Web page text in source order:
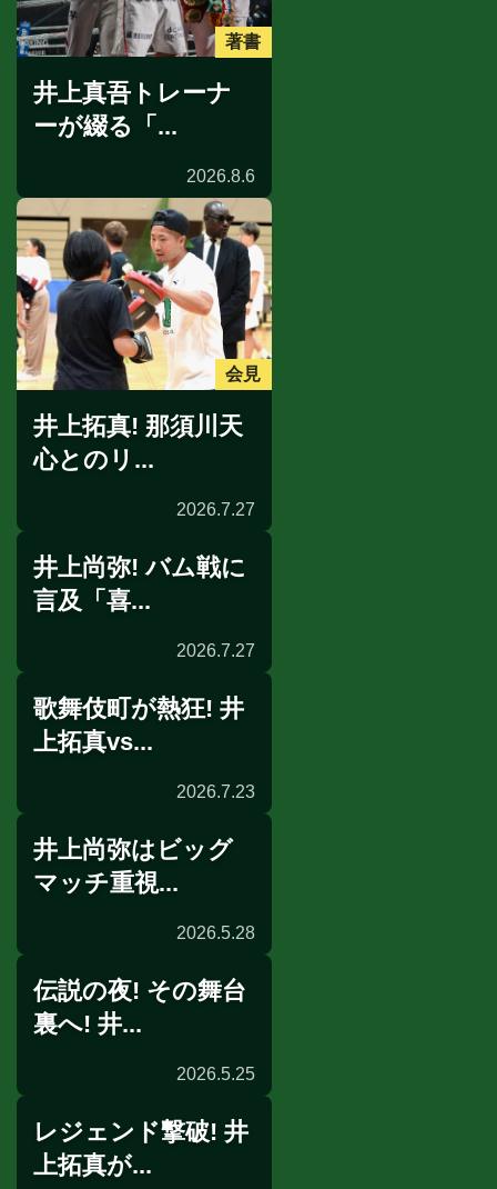
著書
井上真吾トレーナ
ーが綴る「...
2026.8.6
会見
井上拓真! 那須川天
心とのリ...
2026.7.27
イベント
井上尚弥! バム戦に
言及「喜...
2026.7.27
世界戦発表会見
歌舞伎町が熱狂! 井
上拓真vs...
2026.7.23
囲み取材
井上尚弥はビッグ
マッチ重視...
2026.5.28
配信
伝説の夜! その舞台
裏へ! 井...
2026.5.25
レジェンド撃破! 井
上拓真が...